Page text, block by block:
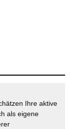
Ihre aktive
als eigene